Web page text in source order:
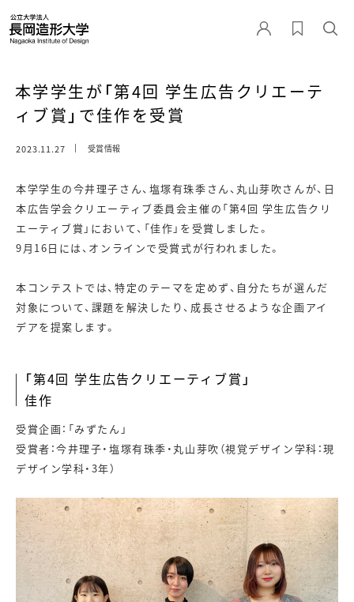
本学学生が「第4回 学生広告クリエーテ
ィブ賞」で佳作を受賞
2023.11.27 受賞情報
本学学生の今井理子さん、塩塚有珠季さん、丸山芽吹さんが、日
本広告学会クリエーティブ委員会主催の「第4回 学生広告クリ
エーティブ賞」において、「佳作」を受賞しました。
9月16日には、オンラインで受賞式が行われました。
本コンテストでは、特定のテーマを定めず、自分たちが選んだ
対象について、課題を解決したり、成長させるような企画アイ
デアを提案します。
「第4回 学生広告クリエーティブ賞」
佳作
受賞企画：「みずたん」
受賞者：今井理子・塩塚有珠季・丸山芽吹（視覚デザイン学科：現
デザイン学科・3年）